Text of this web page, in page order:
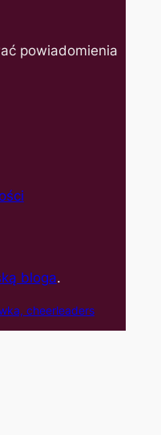
powiadomienia
bloga.
cheerleaders